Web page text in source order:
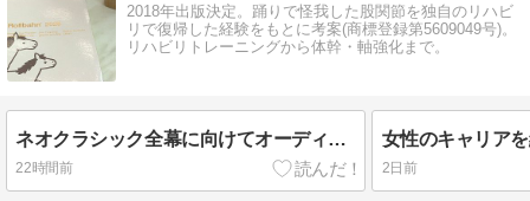
2018年出版決定。踊りで怪我した股関節を独自のリハビ
リで復帰した経験をもとに考案(商標登録第5609049号)。
リハビリトレーニングから体幹・軸強化まで。
ネオクラシック全幕に向けてオーディション開始！
22時間前 2日前